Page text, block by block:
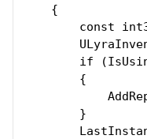
    {
const
if
        {
        }